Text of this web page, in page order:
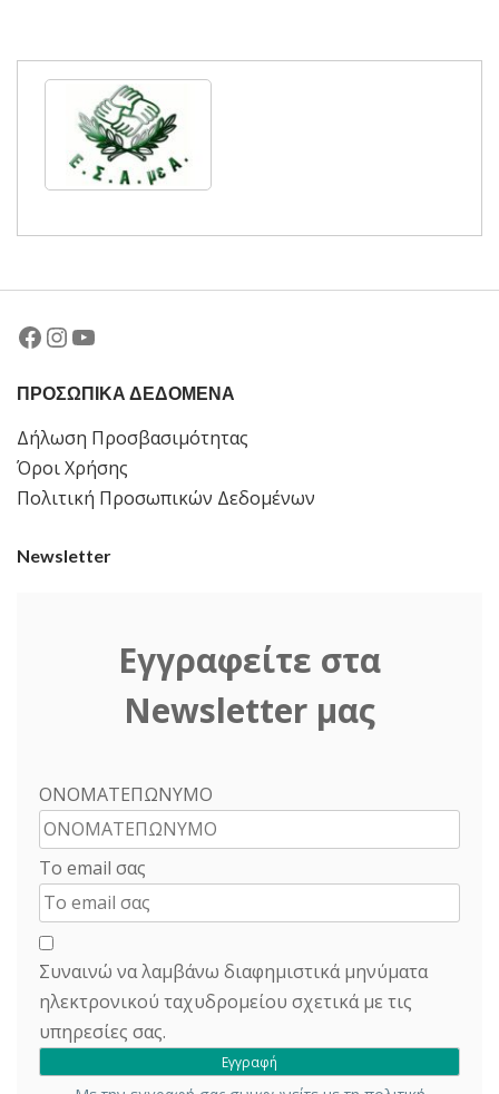
Facebook
Instagram
YouTube
ΠΡΟΣΩΠΙΚΑ ΔΕΔΟΜΕΝΑ
Δήλωση Προσβασιμότητας
Όροι Χρήσης
Πολιτική Προσωπικών Δεδομένων
Newsletter
Εγγραφείτε στα
Newsletter μας
ΟΝΟΜΑΤΕΠΩΝΥΜΟ
Το email σας
Συναινώ να λαμβάνω διαφημιστικά μηνύματα
ηλεκτρονικού ταχυδρομείου σχετικά με τις
υπηρεσίες σας.